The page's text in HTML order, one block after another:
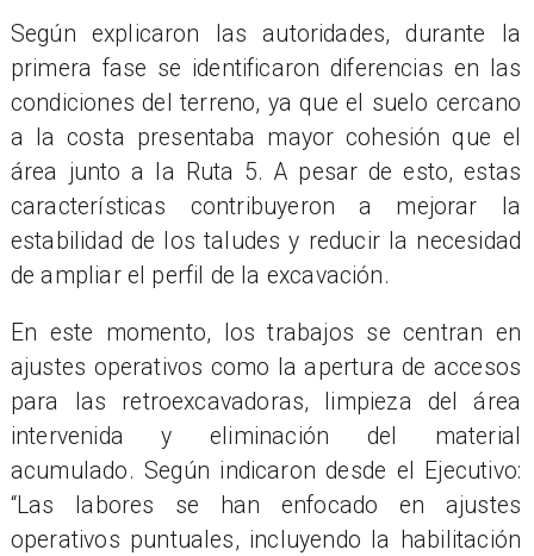
Según explicaron las autoridades, durante la
primera fase se identificaron diferencias en las
condiciones del terreno, ya que el suelo cercano
a la costa presentaba mayor cohesión que el
área junto a la Ruta 5. A pesar de esto, estas
características contribuyeron a mejorar la
estabilidad de los taludes y reducir la necesidad
de ampliar el perfil de la excavación.
En este momento, los trabajos se centran en
ajustes operativos como la apertura de accesos
para las retroexcavadoras, limpieza del área
intervenida y eliminación del material
acumulado. Según indicaron desde el Ejecutivo:
“Las labores se han enfocado en ajustes
operativos puntuales, incluyendo la habilitación